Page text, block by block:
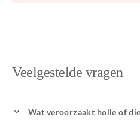
Veelgestelde vragen
Wat veroorzaakt holle of